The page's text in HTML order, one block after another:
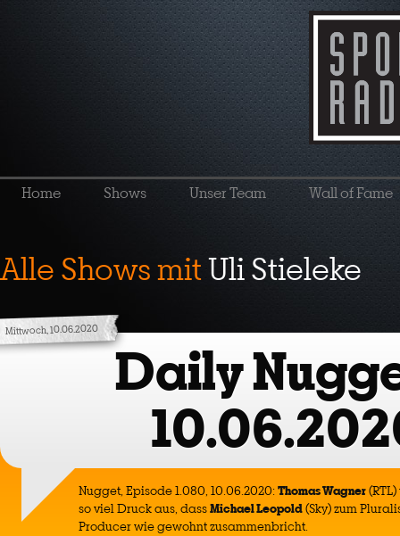
Home Shows Unser Team Wall of Fame
Alle Shows mitUli Stieleke
Mittwoch, 10.06.2020
Daily
Nugget, Episode 1.080, 10.06.2020:Thomas Wagner
so viel Druck aus, dassMichael Leopold(Sky) zum
Producer wie gewohnt zusammenbricht.